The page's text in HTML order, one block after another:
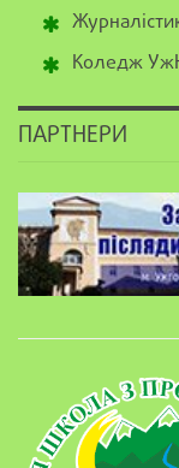
Коледж
ПАРТНЕРИ